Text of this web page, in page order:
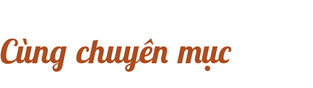
Cùng chuyên mục